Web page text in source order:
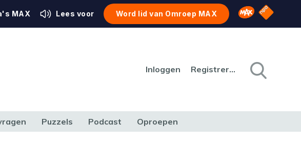
MAX Lees voor Word lid van Omroep MAX Omroep MAX
NPO
Inloggen Registreren
Puzzels Podcast Oproepen